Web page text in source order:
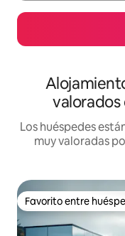
Los huéspedes
muy valoradas
Favorito entre
Favorito entre